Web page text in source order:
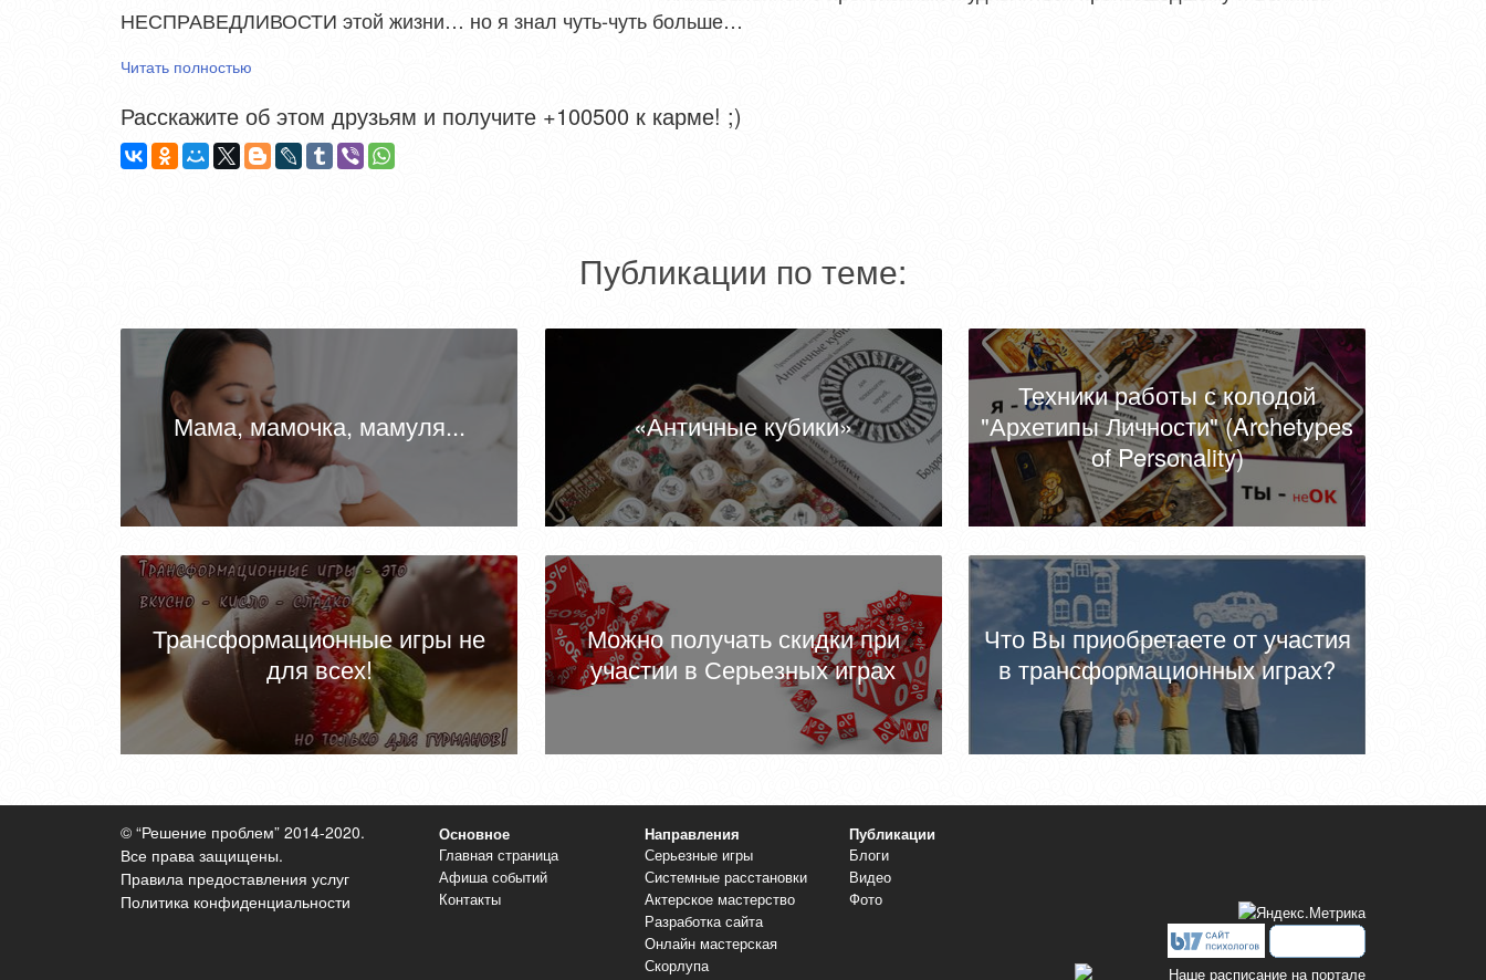
НЕСПРАВЕДЛИВОСТИ этой жизни… но я знал чуть-чуть больше…
Читать полностью
Расскажите об этом друзьям и получите +100500 к карме! ;)
Публикации по теме:
Мама, мамочка, мамуля... «Античные кубики»
Техники работы с колодой
"Архетипы Личности" (Archetypes
of Personality)
Трансформационные игры не
для всех!
Можно получать скидки при
участии в Серьезных играх
Что Вы приобретаете от участия
в трансформационных играх?
© “Решение проблем” 2014-2020.
Все права защищены.
Правила предоставления услуг
Политика конфиденциальности
Основное
Главная страница
Афиша событий
Контакты
Направления
Серьезные игры
Системные расстановки
Актерское мастерство
Разработка сайта
Онлайн мастерская
Скорлупа
Публикации
Блоги
Видео
Фото